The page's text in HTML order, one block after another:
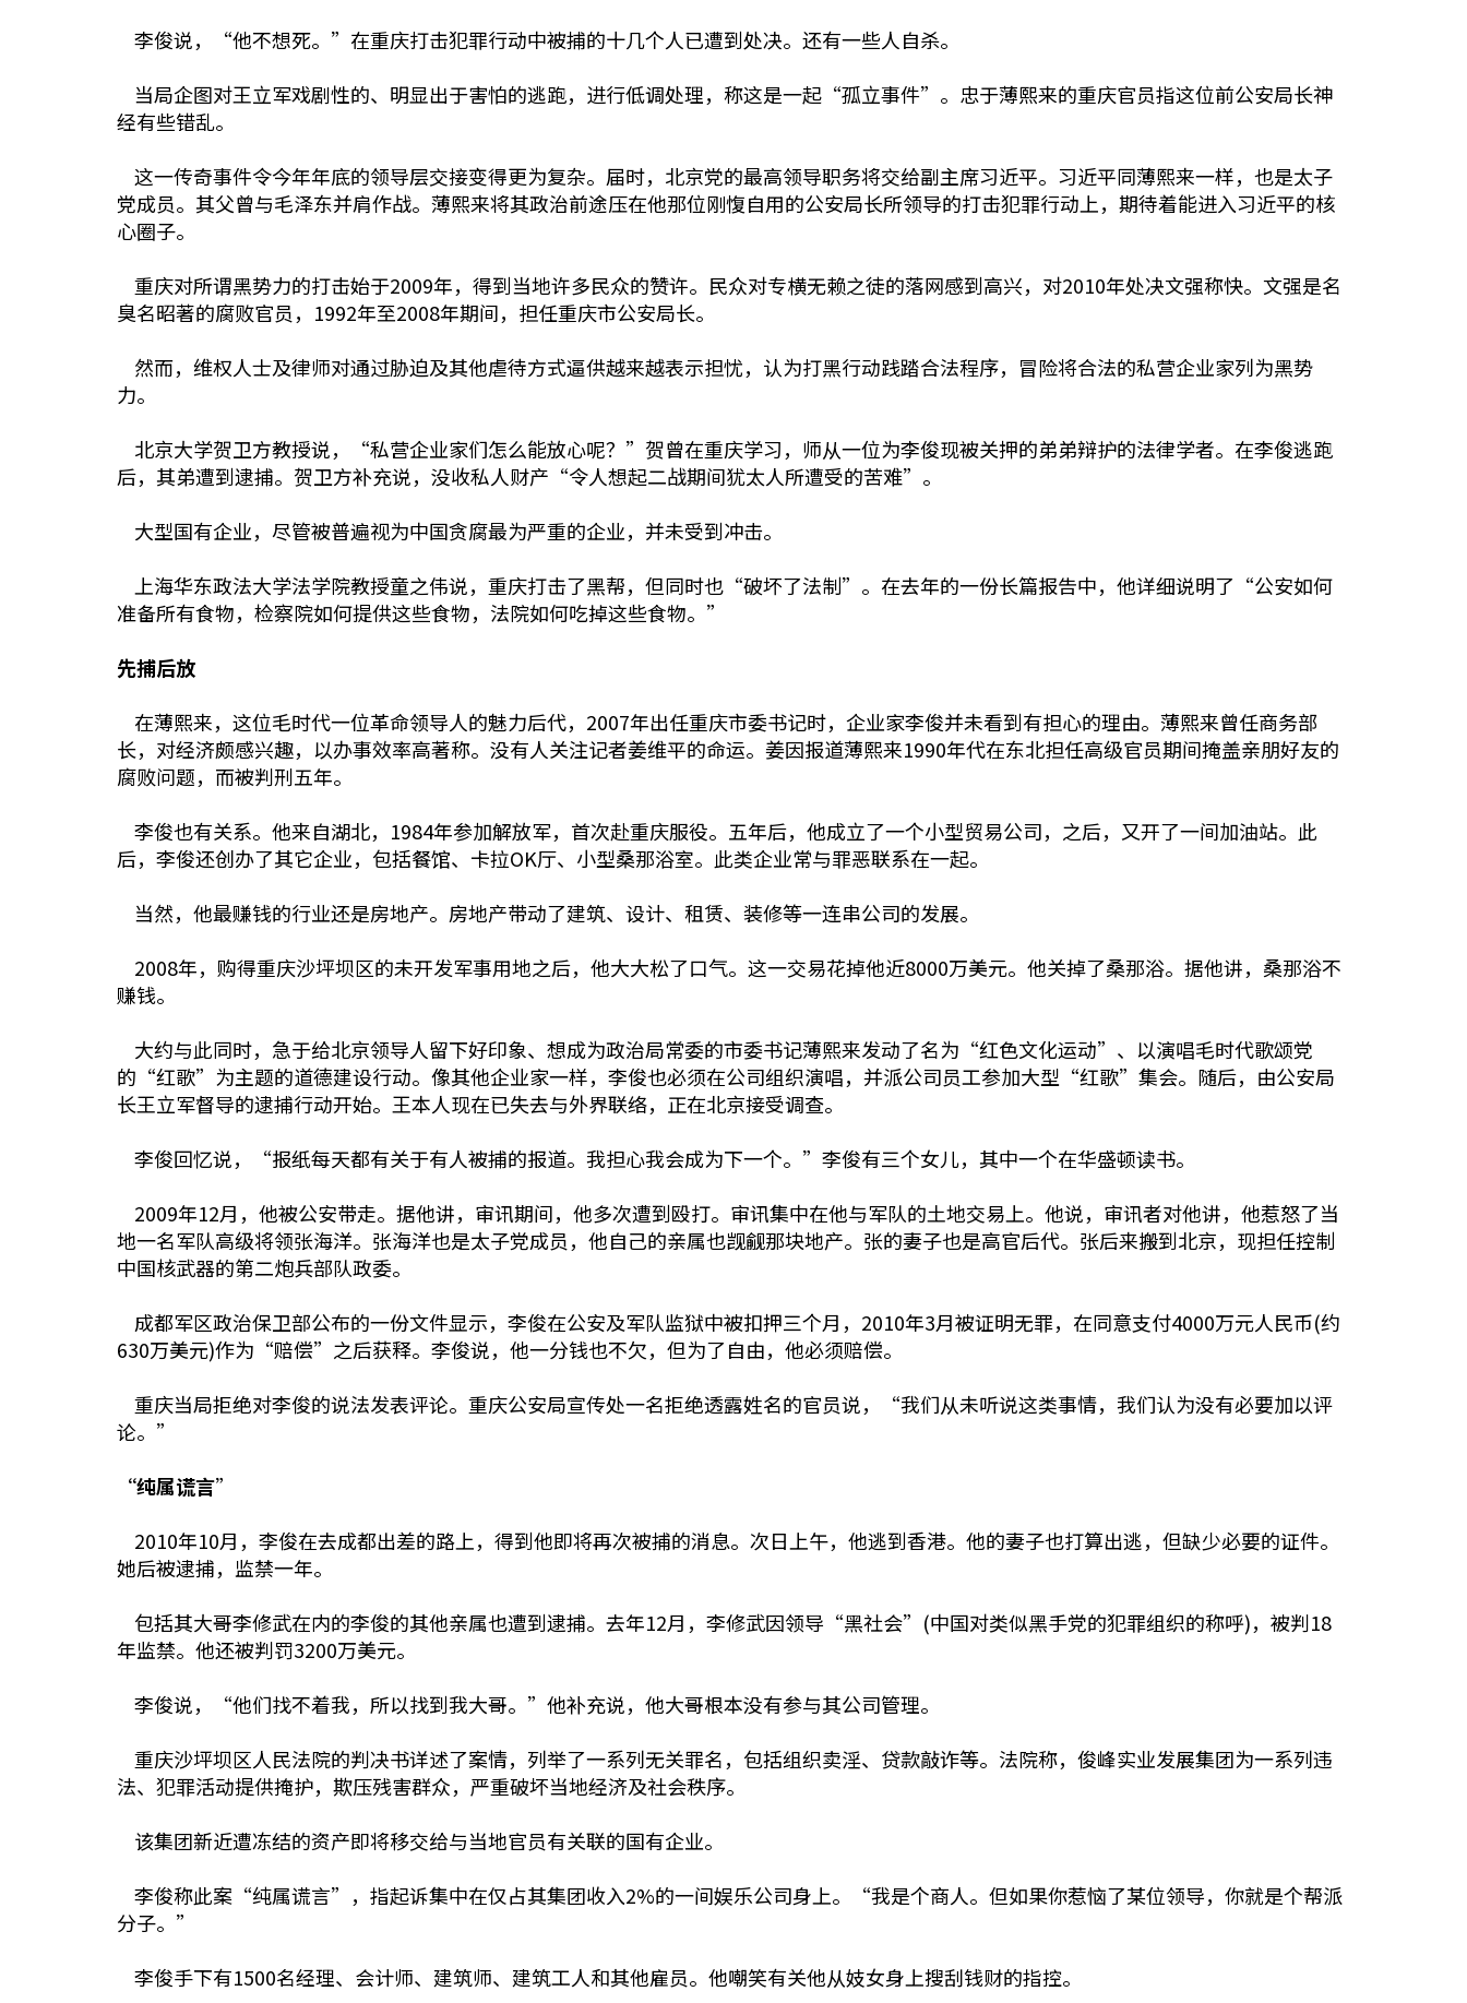
李俊说，“他不想死。”在重庆打击犯罪行动中被捕的十几个人已遭到处决。还有一些人自杀。
当局企图对王立军戏剧性的、明显出于害怕的逃跑，进行低调处理，称这是一起“孤立事件”。忠于薄熙来的重庆官员指这位前公安局长神
经有些错乱。
这一传奇事件令今年年底的领导层交接变得更为复杂。届时，北京党的最高领导职务将交给副主席习近平。习近平同薄熙来一样，也是太子
党成员。其父曾与毛泽东并肩作战。薄熙来将其政治前途压在他那位刚愎自用的公安局长所领导的打击犯罪行动上，期待着能进入习近平的核
心圈子。
重庆对所谓黑势力的打击始于2009年，得到当地许多民众的赞许。民众对专横无赖之徒的落网感到高兴，对2010年处决文强称快。文强是名
臭名昭著的腐败官员，1992年至2008年期间，担任重庆市公安局长。
然而，维权人士及律师对通过胁迫及其他虐待方式逼供越来越表示担忧，认为打黑行动践踏合法程序，冒险将合法的私营企业家列为黑势
力。
北京大学贺卫方教授说，“私营企业家们怎么能放心呢？”贺曾在重庆学习，师从一位为李俊现被关押的弟弟辩护的法律学者。在李俊逃跑
后，其弟遭到逮捕。贺卫方补充说，没收私人财产“令人想起二战期间犹太人所遭受的苦难”。
大型国有企业，尽管被普遍视为中国贪腐最为严重的企业，并未受到冲击。
上海华东政法大学法学院教授童之伟说，重庆打击了黑帮，但同时也“破坏了法制”。在去年的一份长篇报告中，他详细说明了“公安如何
准备所有食物，检察院如何提供这些食物，法院如何吃掉这些食物。”
先捕后放
在薄熙来，这位毛时代一位革命领导人的魅力后代，2007年出任重庆市委书记时，企业家李俊并未看到有担心的理由。薄熙来曾任商务部
长，对经济颇感兴趣，以办事效率高著称。没有人关注记者姜维平的命运。姜因报道薄熙来1990年代在东北担任高级官员期间掩盖亲朋好友的
腐败问题，而被判刑五年。
李俊也有关系。他来自湖北，1984年参加解放军，首次赴重庆服役。五年后，他成立了一个小型贸易公司，之后，又开了一间加油站。此
后，李俊还创办了其它企业，包括餐馆、卡拉OK厅、小型桑那浴室。此类企业常与罪恶联系在一起。
当然，他最赚钱的行业还是房地产。房地产带动了建筑、设计、租赁、装修等一连串公司的发展。
2008年，购得重庆沙坪坝区的未开发军事用地之后，他大大松了口气。这一交易花掉他近8000万美元。他关掉了桑那浴。据他讲，桑那浴不
赚钱。
大约与此同时，急于给北京领导人留下好印象、想成为政治局常委的市委书记薄熙来发动了名为“红色文化运动”、以演唱毛时代歌颂党
的“红歌”为主题的道德建设行动。像其他企业家一样，李俊也必须在公司组织演唱，并派公司员工参加大型“红歌”集会。随后，由公安局
长王立军督导的逮捕行动开始。王本人现在已失去与外界联络，正在北京接受调查。
李俊回忆说，“报纸每天都有关于有人被捕的报道。我担心我会成为下一个。”李俊有三个女儿，其中一个在华盛顿读书。
2009年12月，他被公安带走。据他讲，审讯期间，他多次遭到殴打。审讯集中在他与军队的土地交易上。他说，审讯者对他讲，他惹怒了当
地一名军队高级将领张海洋。张海洋也是太子党成员，他自己的亲属也觊觎那块地产。张的妻子也是高官后代。张后来搬到北京，现担任控制
中国核武器的第二炮兵部队政委。
成都军区政治保卫部公布的一份文件显示，李俊在公安及军队监狱中被扣押三个月，2010年3月被证明无罪，在同意支付4000万元人民币(约
630万美元)作为“赔偿”之后获释。李俊说，他一分钱也不欠，但为了自由，他必须赔偿。
重庆当局拒绝对李俊的说法发表评论。重庆公安局宣传处一名拒绝透露姓名的官员说，“我们从未听说这类事情，我们认为没有必要加以评
论。”
“纯属谎言”
2010年10月，李俊在去成都出差的路上，得到他即将再次被捕的消息。次日上午，他逃到香港。他的妻子也打算出逃，但缺少必要的证件。
她后被逮捕，监禁一年。
包括其大哥李修武在内的李俊的其他亲属也遭到逮捕。去年12月，李修武因领导“黑社会”(中国对类似黑手党的犯罪组织的称呼)，被判18
年监禁。他还被判罚3200万美元。
李俊说，“他们找不着我，所以找到我大哥。”他补充说，他大哥根本没有参与其公司管理。
重庆沙坪坝区人民法院的判决书详述了案情，列举了一系列无关罪名，包括组织卖淫、贷款敲诈等。法院称，俊峰实业发展集团为一系列违
法、犯罪活动提供掩护，欺压残害群众，严重破坏当地经济及社会秩序。
该集团新近遭冻结的资产即将移交给与当地官员有关联的国有企业。
李俊称此案“纯属谎言”，指起诉集中在仅占其集团收入2%的一间娱乐公司身上。“我是个商人。但如果你惹恼了某位领导，你就是个帮派
分子。”
李俊手下有1500名经理、会计师、建筑师、建筑工人和其他雇员。他嘲笑有关他从妓女身上搜刮钱财的指控。